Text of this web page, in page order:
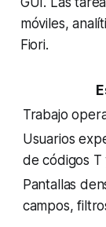
móviles,
Fiori.
Trabajo
Usuarios
de códigos T
Pantallas
campos,